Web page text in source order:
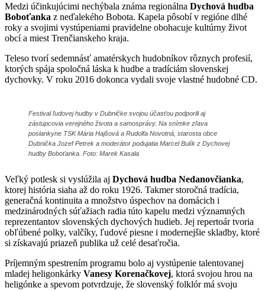
Medzi účinkujúcimi nechýbala známa regionálna Dychová hudba
Boboťanka z neďalekého Bobota. Kapela pôsobí v regióne dlhé
roky a svojimi vystúpeniami pravidelne obohacuje kultúrny život
obcí a miest Trenčianskeho kraja.
Teleso tvorí sedemnásť amatérskych hudobníkov rôznych profesií,
ktorých spája spoločná láska k hudbe a tradíciám slovenskej
dychovky. V roku 2016 dokonca vydali svoje vlastné hudobné CD.
Festival ľudovej hudby v Dubničke svojou účasťou podporili aj
zástupcovia verejného života a samosprávy. Na snímke zľava
poslankyne TSK Mária Hajšová a Rudolfa Novotná, starosta obce
Dubnička Jozef Petrek a moderátor podujatia Marcel Bulík z Dychovej
hudby Boboťanka. Foto: Marek Kasala
Veľký potlesk si vyslúžila aj Dychová hudba Nedanovčianka,
ktorej história siaha až do roku 1926. Takmer storočná tradícia,
generačná kontinuita a množstvo úspechov na domácich i
medzinárodných súťažiach radia túto kapelu medzi významných
reprezentantov slovenských dychových hudieb. Jej repertoár tvoria
obľúbené polky, valčíky, ľudové piesne i modernejšie skladby, ktoré
si získavajú priazeň publika už celé desaťročia.
Príjemným spestrením programu bolo aj vystúpenie talentovanej
mladej heligonkárky Vanesy Korenačkovej, ktorá svojou hrou na
heligónke a spevom potvrdzuje, že slovenský folklór má svoju